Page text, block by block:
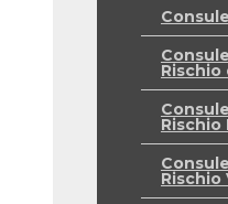
Rischio
Rischio
Rischio